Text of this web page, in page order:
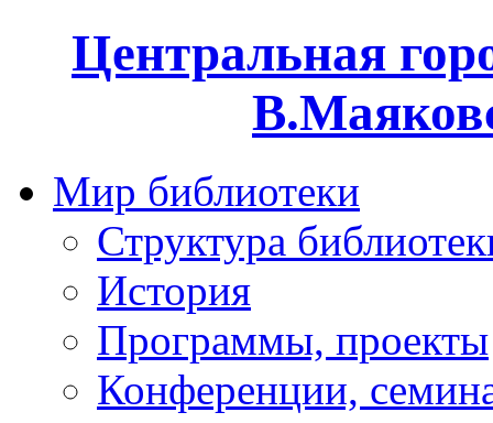
Центральная
Мир библиотеки
Структура
История
Программы, проекты
Конференции,